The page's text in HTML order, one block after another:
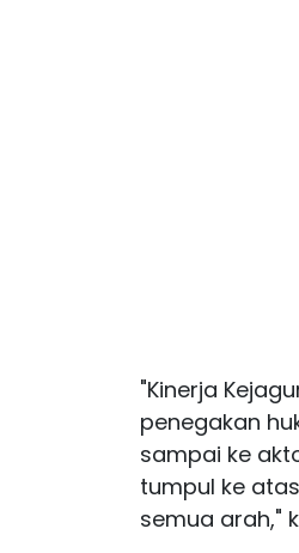
"Kinerja
penegakan
sampai ke
tumpul ke
semua arah,"